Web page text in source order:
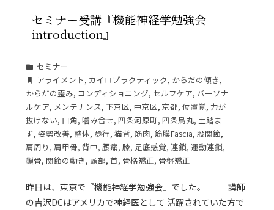
セミナー受講『機能神経学勉強会
introduction』
セミナー
アライメント, カイロプラクティック, からだの傾き,
からだの歪み, コンディショニング, セルフケア, パーソナ
ルケア, メンテナンス, 下京区,中京区,京都,位置覚, 力が
抜けない, 口角,噛み合せ,四条河原町,四条烏丸, 土踏ま
ず,姿勢改善,整体, 歩行,猫背,筋肉,筋膜Fascia,股関節,
肩周り , 肩甲骨, 背中,腰痛,膝, 足底感覚,連鎖,運動連鎖,
鎖骨,関節の動き, 頭部,首, 骨格矯正, 骨盤矯正
昨日は、東京で『機能神経学勉強会』でした。 講師
の吉沢DCはアメリカで神経医として 活躍されていた方で